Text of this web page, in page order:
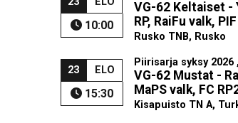
10:00
VG-62 Keltaiset -
RP, RaiFu valk, PIF
Rusko TNB, Rusko
23 ELO
15:30
Piirisarja syksy 2026
VG-62 Mustat -
MaPS valk, FC
Kisapuisto TN A,